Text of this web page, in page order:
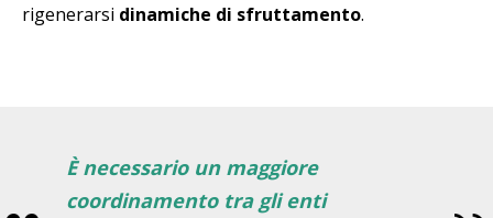
rigenerarsi dinamiche di sfruttamento.
È necessario un maggiore
coordinamento tra gli enti